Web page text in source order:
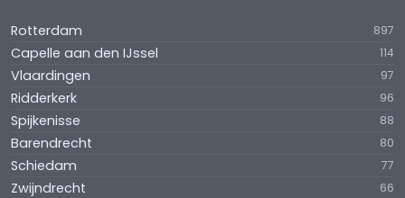
Rotterdam 897
Capelle aan den IJssel 114
Vlaardingen 97
Ridderkerk 96
Spijkenisse 88
Barendrecht 80
Schiedam 77
Zwijndrecht 66